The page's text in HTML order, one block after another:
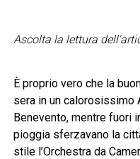
Ascolta la lettura
È proprio vero che la
sera in un calorosissimo
Benevento, mentre fuori
pioggia sferzavano la
stile l’Orchestra da